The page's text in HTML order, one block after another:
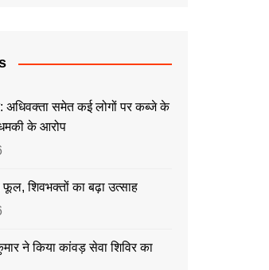
अधिवक्ता समेत कई लोगों पर कब्जे के
के आरोप
शिवभक्तों का बढ़ा उत्साह
ने किया कांवड़ सेवा शिविर का